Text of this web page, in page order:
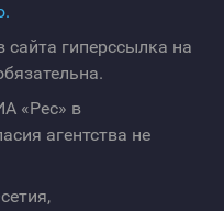
гиперссылка на
«Рес» в
агентства не